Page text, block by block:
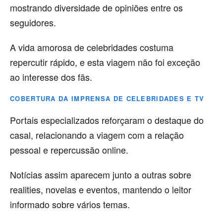
mostrando diversidade de opiniões entre os
seguidores.
A vida amorosa de celebridades costuma
repercutir rápido, e esta viagem não foi exceção
ao interesse dos fãs.
COBERTURA DA IMPRENSA DE CELEBRIDADES E TV
Portais especializados reforçaram o destaque do
casal, relacionando a viagem com a relação
pessoal e repercussão online.
Notícias assim aparecem junto a outras sobre
realities, novelas e eventos, mantendo o leitor
informado sobre vários temas.